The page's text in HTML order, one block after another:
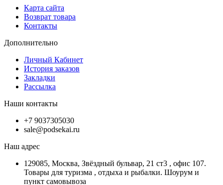
Карта сайта
Возврат товара
Контакты
Дополнительно
Личный Кабинет
История заказов
Закладки
Рассылка
Наши контакты
+7 9037305030
sale@podsekai.ru
Наш адрес
129085, Москва, Звёздный бульвар, 21 ст3 , офис 107.
Товары для туризма , отдыха и рыбалки. Шоурум и
пункт самовывоза